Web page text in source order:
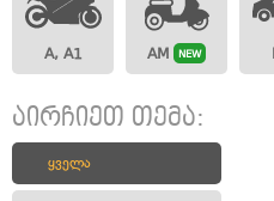
A, A1 AM NEW
აირჩიეთ თემა:
ყველა